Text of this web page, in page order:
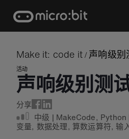
content
Make it: code it / 声响级别
活动
声响级别测
分享
中级 | MakeCode, Python
变量, 数据处理, 算数运算符,输